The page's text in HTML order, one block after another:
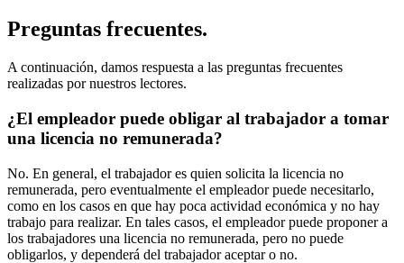
Preguntas frecuentes.
A continuación, damos respuesta a las preguntas frecuentes
realizadas por nuestros lectores.
¿El empleador puede obligar al trabajador a tomar
una licencia no remunerada?
No. En general, el trabajador es quien solicita la licencia no
remunerada, pero eventualmente el empleador puede necesitarlo,
como en los casos en que hay poca actividad económica y no hay
trabajo para realizar. En tales casos, el empleador puede proponer a
los trabajadores una licencia no remunerada, pero no puede
obligarlos, y dependerá del trabajador aceptar o no.